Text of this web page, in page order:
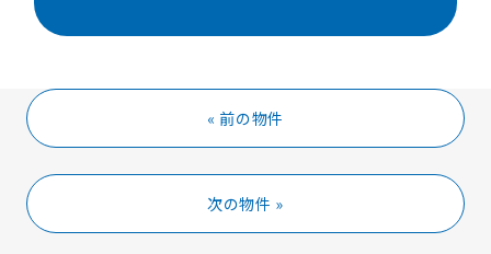
« 前の物件
次の物件 »